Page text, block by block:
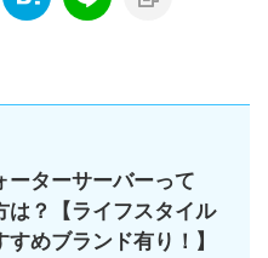
ーターサーバーって
は？【ライフスタイル
すめブランド有り！】